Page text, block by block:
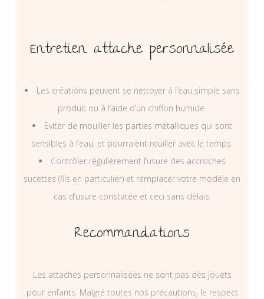
Entretien attache personnalisée
Les créations peuvent se nettoyer à l’eau simple sans
produit ou à l’aide d’un chiffon humide.
Eviter de mouiller les parties métalliques qui sont
sensibles à l’eau, et pourraient rouiller avec le temps.
Contrôler régulièrement l’usure des accroches
sucettes (fils en particulier) et remplacer votre modèle en
cas d’usure constatée et ceci sans délais.
Recommandations
Les attaches personnalisées ne sont pas des jouets
pour enfants. Malgré toutes nos précautions, le respect